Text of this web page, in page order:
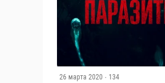
26 марта 2020 · 134